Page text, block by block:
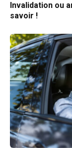
Invalidation ou
savoir !